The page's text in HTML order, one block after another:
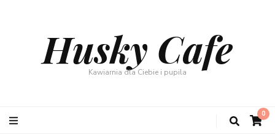
Husky Cafe
Kawiarnia dla Ciebie i pupila
0